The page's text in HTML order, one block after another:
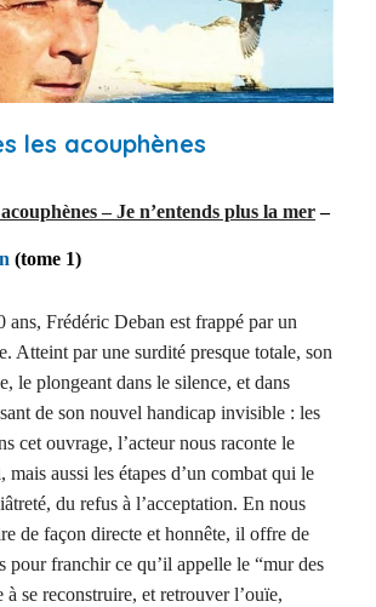
les acouphènes
– Je n’entends plus la mer–
(tome 1)
ans, Frédéric Deban est frappé par un
Atteint par une surdité presque totale, son
le plongeant dans le silence, et dans
de son nouvel handicap invisible : les
cet ouvrage, l’acteur nous raconte le
mais aussi les étapes d’un combat qui le
du refus à l’acceptation. En nous
de façon directe et honnête, il offre de
pour franchir ce qu’il appelle le “mur des
à se reconstruire, et retrouver l’ouïe,